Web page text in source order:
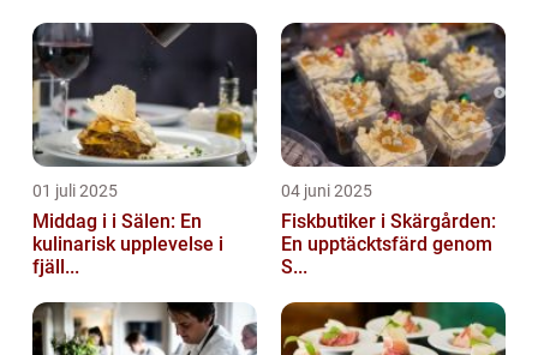
01 juli 2025
Middag i i Sälen: En
kulinarisk upplevelse i
fjäll...
04 juni 2025
Fiskbutiker i Skärgården:
En upptäcktsfärd genom
S...